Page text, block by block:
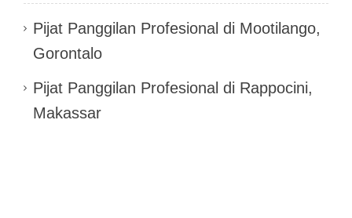
Pijat Panggilan Profesional di Mootilango,
Gorontalo
Pijat Panggilan Profesional di Rappocini,
Makassar